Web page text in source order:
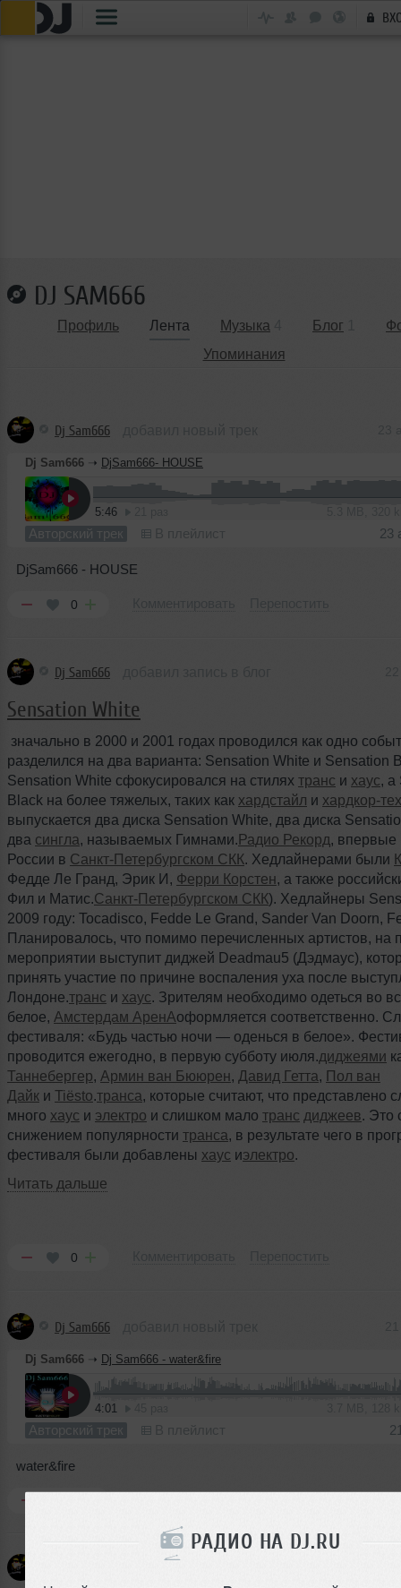
РАДИО НА DJ.RU
DJ SAM666
Профиль Лента Музыка Блог
Упоминания
Dj Sam666
Dj Sam666 ➝ DjSam666- HOUSE
5:46
Авторский трек В плейлист 23
DjSam666 - HOUSE
0
Dj Sam666
Sensation White
значально в 2000 и 2001 годах проводился как одно
разделился на два варианта: Sensation White и Sensation
Sensation White сфокусировался на стилях транс и хаус, а
Black на более тяжелых, таких как хардстайл и хардкор-
выпускается два диска Sensation White, два диска
два сингла, называемых Гимнами. Радио Рекорд, впервые
России в Санкт-Петербургском СКК. Хедлайнерами были
Федде Ле Гранд, Эрик И, Ферри Корстен, а также
Фил и Матис.Санкт-Петербургском СКК). Хедлайнеры
2009 году: Tocadisco, Fedde Le Grand, Sander Van Doorn,
Планировалось, что помимо перечисленных артистов, на
мероприятии выступит диджей Deadmau5 (Дэдмаус),
принять участие по причине воспаления уха после
Лондоне.транс и хаус. Зрителям необходимо одеться во
белое, Амстердам АренАоформляется соответственно.
фестиваля: «Будь частью ночи — оденься в белое».
проводится ежегодно, в первую субботу июля.диджеями
Таннебергер, Армин ван Бююрен, Давид Гетта, Пол ван
Дайк и Tiësto.транса, которые считают, что представлено
много хаус и электро и слишком мало транс диджеев. Это
снижением популярности транса, в результате чего в
фестиваля были добавлены хаус иэлектро.
Читать дальше
0
Dj Sam666
Dj Sam666 ➝ Dj Sam666 - water&fire
4:01
Авторский трек В плейлист
water&fire